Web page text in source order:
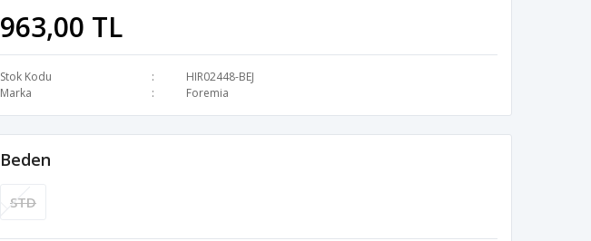
963,00 TL
Stok Kodu
HIR02448-BEJ
Marka
Foremia
Beden
STD